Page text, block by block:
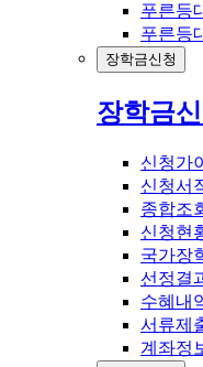
푸른등
푸른등
장학금신청
장학금
신청가
신청서
종합조
신청현
국가장
선정결
수혜내
서류제
계좌정